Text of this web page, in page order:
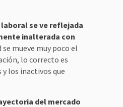
se ve reflejada
inalterada con
mueve muy poco el
lo correcto es
los inactivos que
del mercado